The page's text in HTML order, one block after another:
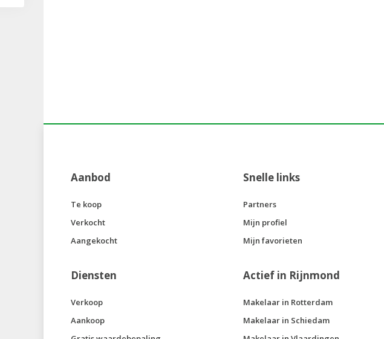
Aanbod
Te koop
Verkocht
Aangekocht
Diensten
Verkoop
Aankoop
Snelle links
Partners
Mijn profiel
Mijn favorieten
Actief in Rijnmond
Makelaar in Rotterdam
Makelaar in Schiedam